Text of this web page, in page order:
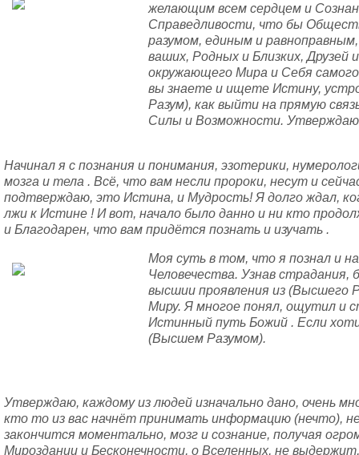
желающим всем сердцем и
Справедливости, что бы
разумом, единым и
ваших, Родных и Близких, Друзей
окружающего Мира и Себя
вы знаете и ищете Истину,
Разум), как выйти на прямую
Силы и Возможности.
Начинал я с познания и понимания, эзотерики,
мозга и тела . Всё, что вам несли пророки, несут и
подтверждаю, это Истина, и Мудрость! Я долго ждал,
лжи к Истине ! И вот, начало было данно и ни кто
и Благодарен, что вам придётся познать и изучать .
Моя суть в том, что я познал и
Человечества. Узнав страдания,
высшии проявления из (Высшего
Миру. Я многое понял, ощутил и
Истинный путь Божий . Если
(Высшем Разумом).
Утверждаю, каждому из людей изначально дано, очень
кто то из вас начнёт принимать информацию (нечто),
закончится моментально, мозг и сознание, получая
Мироздании и Бесконечности, о Вселенных, не